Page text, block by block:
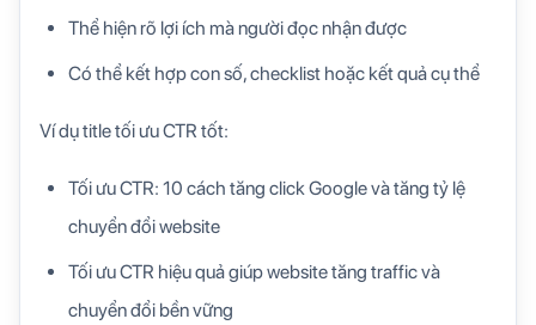
Thể hiện rõ lợi ích mà người đọc nhận được
Có thể kết hợp con số, checklist hoặc kết quả cụ thể
Ví dụ title tối ưu CTR tốt:
Tối ưu CTR: 10 cách tăng click Google và tăng tỷ lệ
chuyển đổi website
Tối ưu CTR hiệu quả giúp website tăng traffic và
chuyển đổi bền vững